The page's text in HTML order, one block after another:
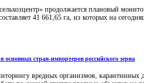
продолжается плановый
41 661,65 га, из которых на
стран-импортеров российского зерна
вредных организмов, карантинных